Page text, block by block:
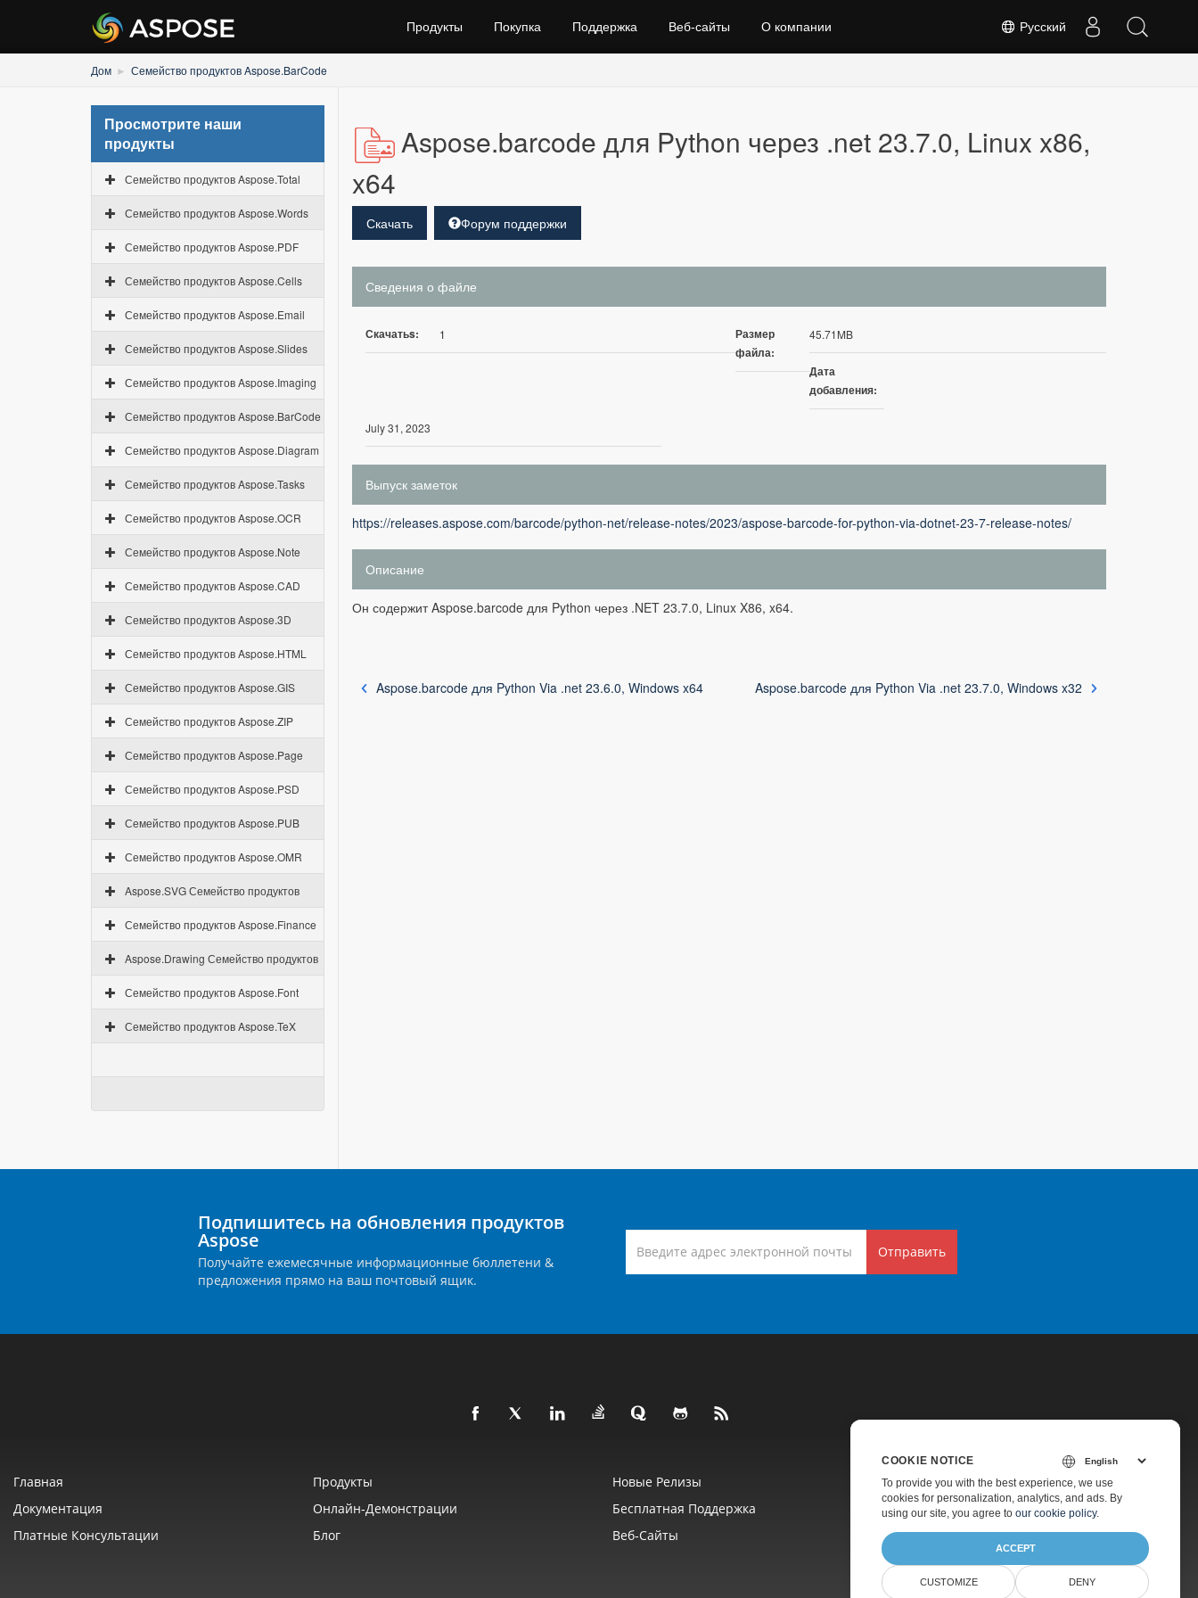
Русский
Продукты Покупка Поддержка Веб‑сайты О компании
Дом Семейство продуктов Aspose.BarCode
Просмотрите наши
продукты
Семейство продуктов Aspose.Total
Семейство продуктов Aspose.Words
Семейство продуктов Aspose.PDF
Семейство продуктов Aspose.Cells
Семейство продуктов Aspose.Email
Семейство продуктов Aspose.Slides
Семейство продуктов Aspose.Imaging
Семейство продуктов Aspose.BarCode
Семейство продуктов Aspose.Diagram
Семейство продуктов Aspose.Tasks
Семейство продуктов Aspose.OCR
Семейство продуктов Aspose.Note
Семейство продуктов Aspose.CAD
Семейство продуктов Aspose.3D
Семейство продуктов Aspose.HTML
Семейство продуктов Aspose.GIS
Семейство продуктов Aspose.ZIP
Семейство продуктов Aspose.Page
Семейство продуктов Aspose.PSD
Семейство продуктов Aspose.PUB
Семейство продуктов Aspose.OMR
Aspose.SVG Семейство продуктов
Семейство продуктов Aspose.Finance
Aspose.Drawing Семейство продуктов
Семейство продуктов Aspose.Font
Семейство продуктов Aspose.TeX
Aspose.barcode для Python через .net 23.7.0, Linux x86,
x64
Скачать Форум поддержки
Сведения о файле
Скачатьs: 1
Размер
файла:
45.71MB
Дата
добавления:
July 31, 2023
Выпуск заметок
https://releases.aspose.com/barcode/python-net/release-notes/2023/aspose-barcode-for-python-via-dotnet-23-7-release-notes/
Описание
Он содержит Aspose.barcode для Python через .NET 23.7.0, Linux X86, x64.
Aspose.barcode для Python Via .net 23.6.0, Windows x64 Aspose.barcode для Python Via .net 23.7.0, Windows x32
Подпишитесь на обновления продуктов
Aspose
Получайте ежемесячные информационные бюллетени &
предложения прямо на ваш почтовый ящик.
Отправить
Главная Продукты Новые Релизы
Цены
Документация
Онлайн‑демонстрации Бесплатная Поддержка
Платная Поддержка
Платные Консультации
Блог Веб‑сайты О Компании
COOKIE NOTICE
To provide you with the best experience, we use
cookies for personalization, analytics, and ads. By
using our site, you agree to our cookie policy.
ACCEPT
CUSTOMIZE DENY